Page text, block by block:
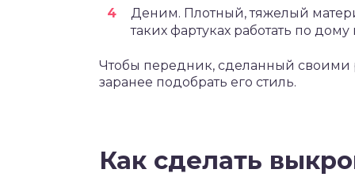
Деним. Плотный, тяжелый
таких фартуках работать по
Чтобы передник, сделанный своими
заранее подобрать его стиль.
Как сделать